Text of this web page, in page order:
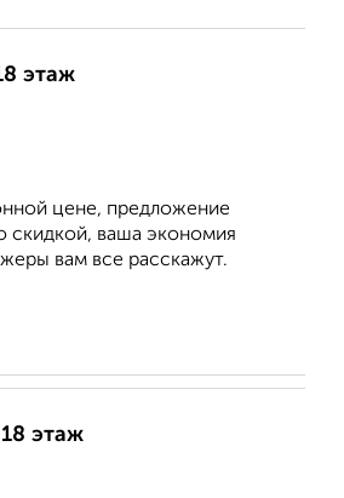
этаж
цене, предложение
скидкой, ваша экономия
вам все расскажут.
этаж